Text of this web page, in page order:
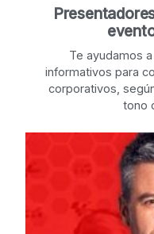
Te ayudamos
informativos para
corporativos,
tono